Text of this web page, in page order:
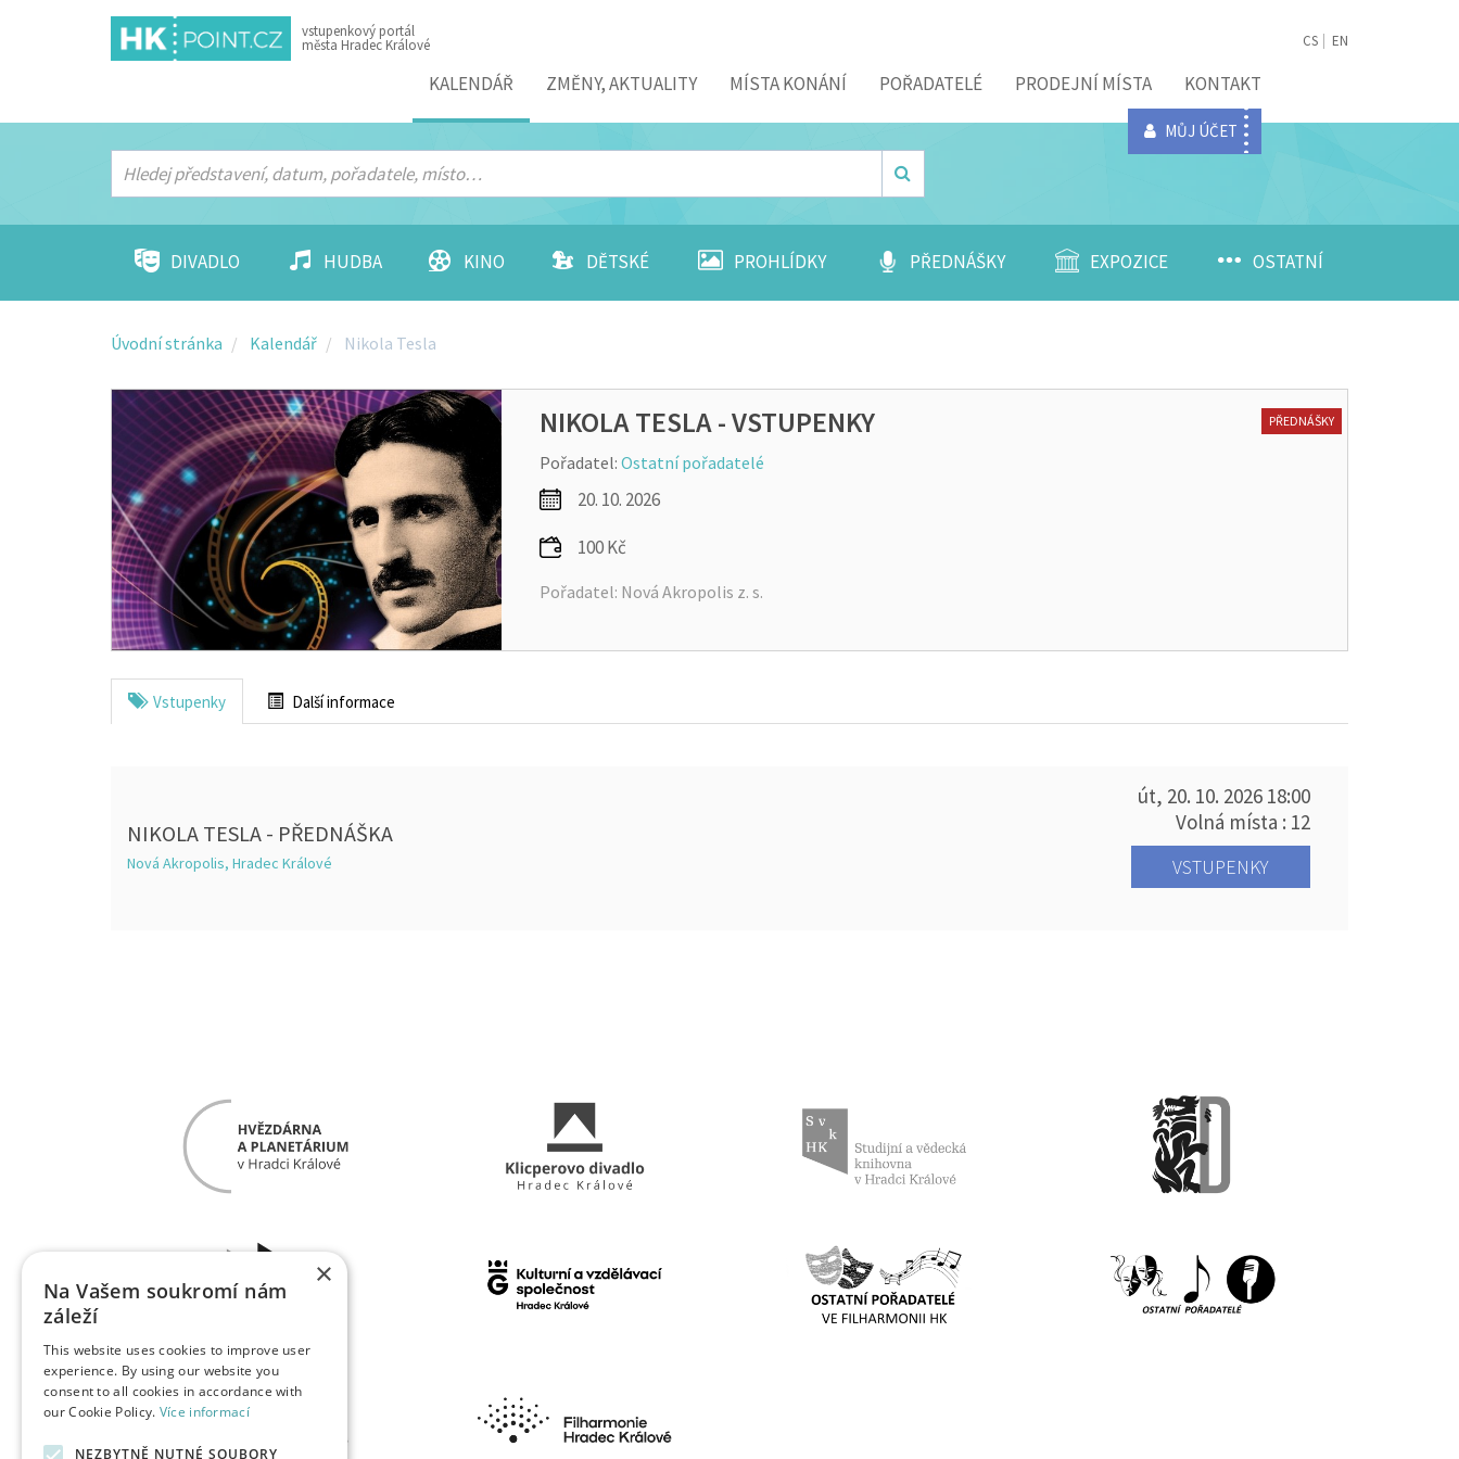
vstupenkový portál
města Hradec Králové
Menu
KALENDÁŘ ZMĚNY, AKTUALITY MÍSTA KONÁNÍ POŘADATELÉ PRODEJNÍ MÍSTA KONTAKT
MŮJ ÚČET
CS EN
DIVADLO HUDBA KINO DĚTSKÉ PROHLÍDKY PŘEDNÁŠKY EXPOZICE OSTATNÍ
Úvodní stránka Kalendář Nikola Tesla
NIKOLA TESLA - VSTUPENKY
Pořadatel:Ostatní pořadatelé
20. 10. 2026
100 Kč
Pořadatel: Nová Akropolis z. s.
PŘEDNÁŠKY
Vstupenky Další informace
NIKOLA TESLA - PŘEDNÁŠKA
Nová Akropolis, Hradec Králové
út, 20. 10. 2026 18:00
Volná místa : 12
VSTUPENKY
×
Na Vašem soukromí nám
záleží
This website uses cookies to improve user
experience. By using our website you
consent to all cookies in accordance with
our Cookie Policy. Více informací
NEZBYTNĚ NUTNÉ SOUBORY